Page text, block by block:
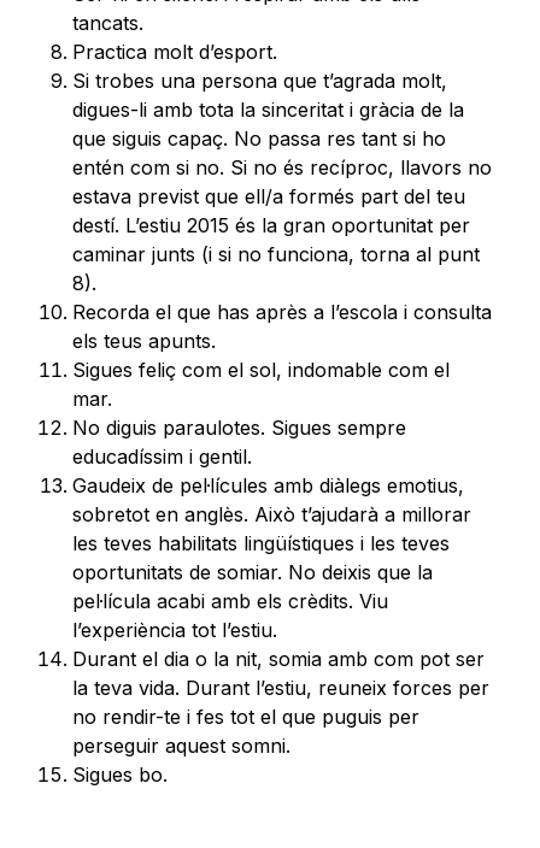
tancats.
Practica molt d’esport.
Si trobes una persona que t’agrada molt,
digues-li amb tota la sinceritat i gràcia de la
que siguis capaç. No passa res tant si ho
entén com si no. Si no és recíproc, llavors no
estava previst que ell/a formés part del teu
destí. L’estiu 2015 és la gran oportunitat per
caminar junts (i si no funciona, torna al punt
8).
Recorda el que has après a l’escola i consulta
els teus apunts.
Sigues feliç com el sol, indomable com el
mar.
No diguis paraulotes. Sigues sempre
educadíssim i gentil.
Gaudeix de pel·lícules amb diàlegs emotius,
sobretot en anglès. Això t’ajudarà a millorar
les teves habilitats lingüístiques i les teves
oportunitats de somiar. No deixis que la
pel·lícula acabi amb els crèdits. Viu
l’experiència tot l’estiu.
Durant el dia o la nit, somia amb com pot ser
la teva vida. Durant l’estiu, reuneix forces per
no rendir-te i fes tot el que puguis per
perseguir aquest somni.
Sigues bo.